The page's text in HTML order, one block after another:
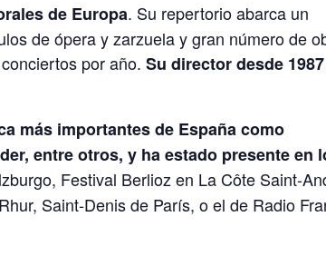
de Europa. Su repertorio abarca un
de ópera y zarzuela y gran número de
por año.Su director desde
más importantes de España como
entre otros, y ha estado presente en
Festival Berlioz en La Côte Saint-
Saint-Denis de París, o el de Radio